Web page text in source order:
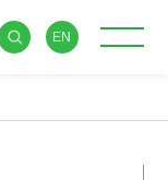
EN